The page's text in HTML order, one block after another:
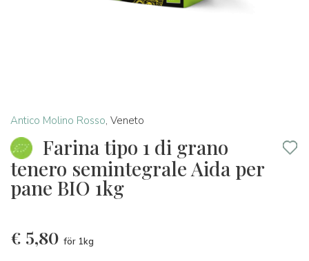
Antico Molino Rosso, Veneto
Farina tipo 1 di grano
tenero semintegrale Aida per
pane BIO 1kg
€ 5,80 för 1kg